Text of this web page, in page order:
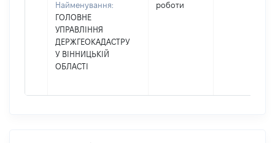
Найменування:
ГОЛОВНЕ
УПРАВЛІННЯ
ДЕРЖГЕОКАДАСТРУ
У ВІННИЦЬКІЙ
ОБЛАСТІ
роботи